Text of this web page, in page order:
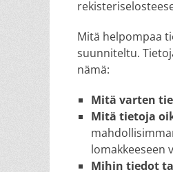
Mitä helpompaa
suunniteltu.
nämä:
Mitä varten
Mitä tietoja
lomakkeeseen
Mihin tiedot